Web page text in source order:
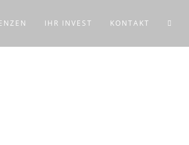
IHR INVEST KONTAKT